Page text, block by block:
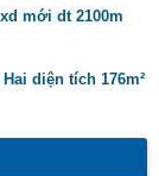
mới dt 2100m
diện tích 176m²